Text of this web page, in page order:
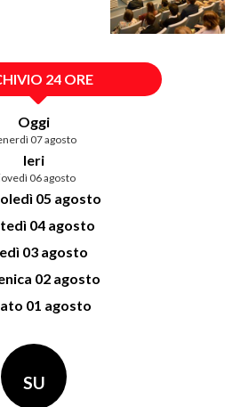
24 ORE
Oggi
07 agosto
Ieri
06 agosto
05 agosto
04 agosto
03 agosto
02 agosto
01 agosto
SU